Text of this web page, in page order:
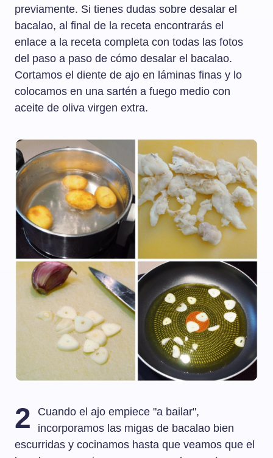
previamente. Si tienes dudas sobre desalar el
bacalao, al final de la receta encontrarás el
enlace a la receta completa con todas las fotos
del paso a paso de cómo desalar el bacalao.
Cortamos el diente de ajo en láminas finas y lo
colocamos en una sartén a fuego medio con
aceite de oliva virgen extra.
2
Cuando el ajo empiece "a bailar",
incorporamos las migas de bacalao bien
escurridas y cocinamos hasta que veamos que el